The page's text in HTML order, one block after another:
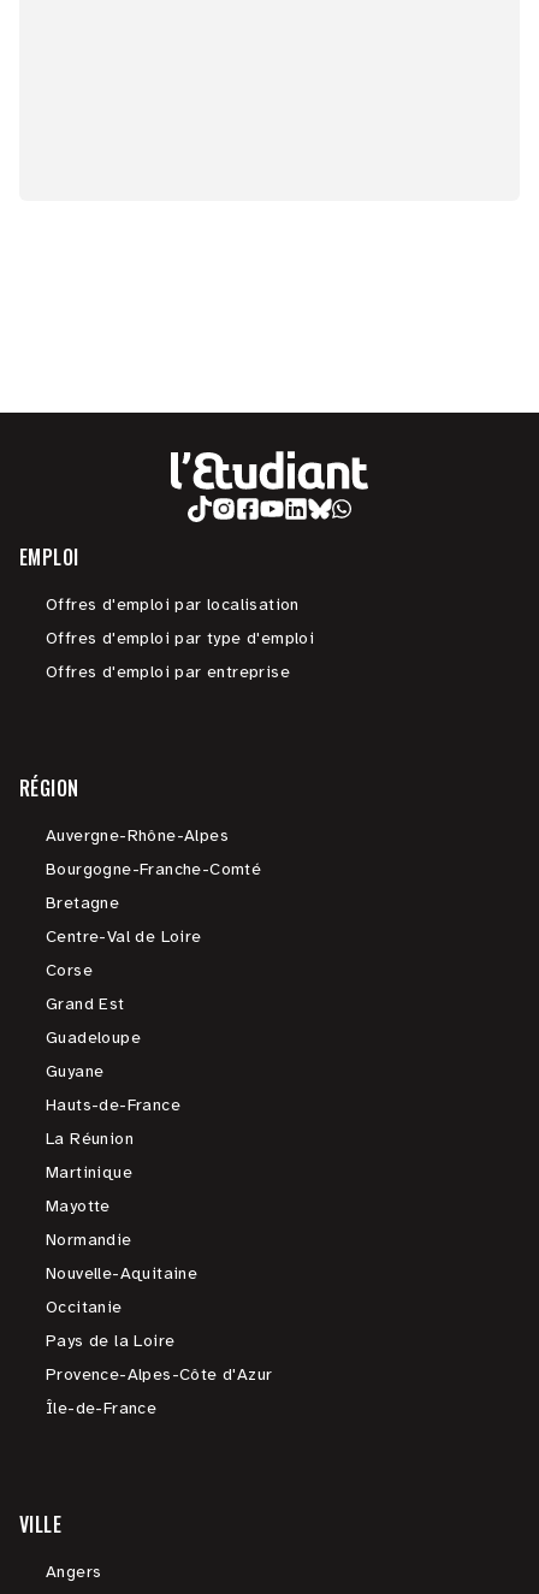
EMPLOI
Offres d'emploi par localisation
Offres d'emploi par type d'emploi
Offres d'emploi par entreprise
RÉGION
Auvergne-Rhône-Alpes
Bourgogne-Franche-Comté
Bretagne
Centre-Val de Loire
Corse
Grand Est
Guadeloupe
Guyane
Hauts-de-France
La Réunion
Martinique
Mayotte
Normandie
Nouvelle-Aquitaine
Occitanie
Pays de la Loire
Provence-Alpes-Côte d'Azur
Île-de-France
VILLE
Angers